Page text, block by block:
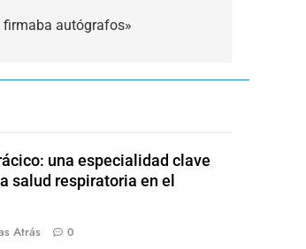
autógrafos»
una especialidad clave
salud respiratoria en el
Atrás 0